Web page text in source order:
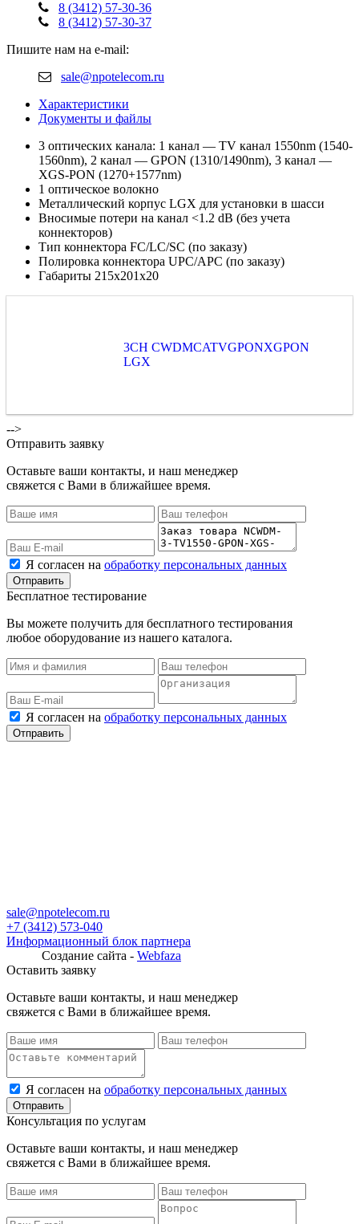
8 (3412) 57-30-36
8 (3412) 57-30-37
Пишите нам на e-mail:
sale@npotelecom.ru
Характеристики
Документы и файлы
3 оптических канала: 1 канал — TV канал 1550nm (1540-
1560nm), 2 канал — GPON (1310/1490nm), 3 канал —
XGS-PON (1270+1577nm)
1 оптическое волокно
Металлический корпус LGX для установки в шасси
Вносимые потери на канал <1.2 dB (без учета
коннекторов)
Тип коннектора FC/LC/SC (по заказу)
Полировка коннектора UPC/APC (по заказу)
Габариты 215х201х20
3CH CWDMCATVGPONXGPON
LGX
-->
Отправить заявку
Оставьте ваши контакты, и наш менеджер
свяжется с Вами в ближайшее время.
Я согласен на обработку персональных данных
Бесплатное тестирование
Вы можете получить для бесплатного тестирования
любое оборудование из нашего каталога.
Я согласен на обработку персональных данных
sale@npotelecom.ru
+7 (3412) 573-040
Информационный блок партнера
Создание сайта - Webfaza
Оставить заявку
Оставьте ваши контакты, и наш менеджер
свяжется с Вами в ближайшее время.
Я согласен на обработку персональных данных
Консультация по услугам
Оставьте ваши контакты, и наш менеджер
свяжется с Вами в ближайшее время.